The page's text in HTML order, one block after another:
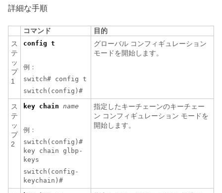
詳細な手順
コマンド
目的
ス
テ
ッ
プ
1
config t
例：
switch# config t
switch(config)#
グローバル コンフィギュレーション
モードを開始します。
ス
テ
ッ
プ
2
key chain name
例：
switch(config)#
key chain glbp-
keys
switch(config-
keychain)#
指定したキーチェーンのキーチェー
ン コンフィギュレーション モードを
開始します。